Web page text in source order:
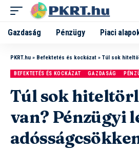
Gazdaság Pénzügy Piaci
PKRT.hu » Befektetés és kockázat » Túl sok
BEFEKTETÉS ÉS KOCKÁZAT GAZDASÁG
Túl sok
van? Pénzügyi